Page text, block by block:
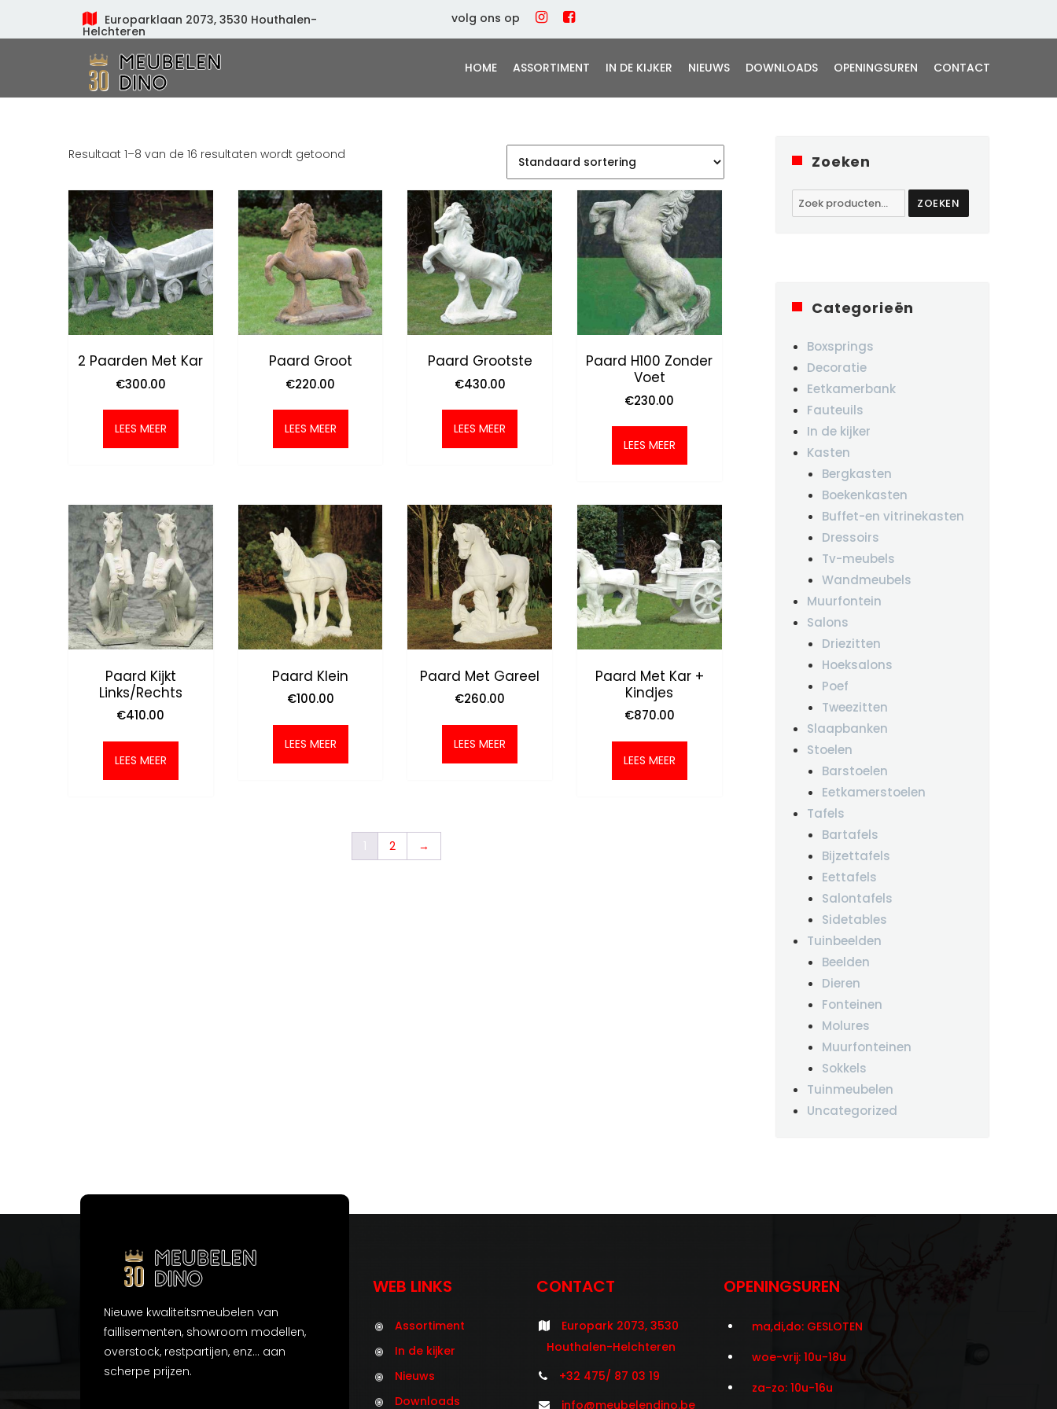
Europarklaan 2073, 3530 Houthalen-
Helchteren
volg ons op
HOME ASSORTIMENT IN DE KIJKER NIEUWS DOWNLOADS OPENINGSUREN CONTACT
Resultaat 1–8 van de 16 resultaten wordt getoond
2 Paarden Met Kar
€300.00
LEES MEER
Paard Groot
€220.00
LEES MEER
Paard Grootste
€430.00
LEES MEER
Paard H100 Zonder
Voet
€230.00
LEES MEER
Paard Kijkt
Links/rechts
€410.00
LEES MEER
Paard Klein
€100.00
LEES MEER
Paard Met Gareel
€260.00
LEES MEER
Paard Met Kar +
Kindjes
€870.00
LEES MEER
1 2 →
Zoeken
Zoeken
naar:
ZOEKEN
Categorieën
Boxsprings
Decoratie
Eetkamerbank
Fauteuils
In de kijker
Kasten
Bergkasten
Boekenkasten
Buffet-en vitrinekasten
Dressoirs
Tv-meubels
Wandmeubels
Muurfontein
Salons
Driezitten
Hoeksalons
Poef
Tweezitten
Slaapbanken
Stoelen
Barstoelen
Eetkamerstoelen
Tafels
Bartafels
Bijzettafels
Eettafels
Salontafels
Sidetables
Tuinbeelden
Beelden
Dieren
Fonteinen
Molures
Muurfonteinen
Sokkels
Tuinmeubelen
Uncategorized
Nieuwe kwaliteitsmeubelen van
faillisementen, showroom modellen,
overstock, restpartijen, enz... aan
scherpe prijzen.
WEB LINKS
Assortiment
In de kijker
Nieuws
Downloads
CONTACT
Europark 2073, 3530
Houthalen-Helchteren
+32 475/ 87 03 19
info@meubelendino.be
OPENINGSUREN
ma,di,do: GESLOTEN
woe-vrij: 10u-18u
za-zo: 10u-16u